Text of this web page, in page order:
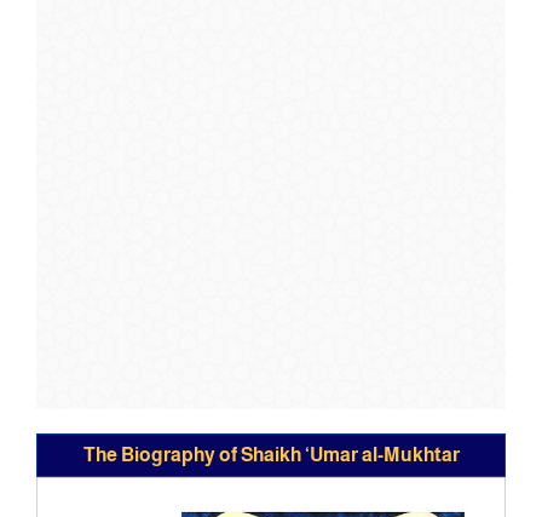
The Biography of Shaikh ‘Umar al-Mukhtar